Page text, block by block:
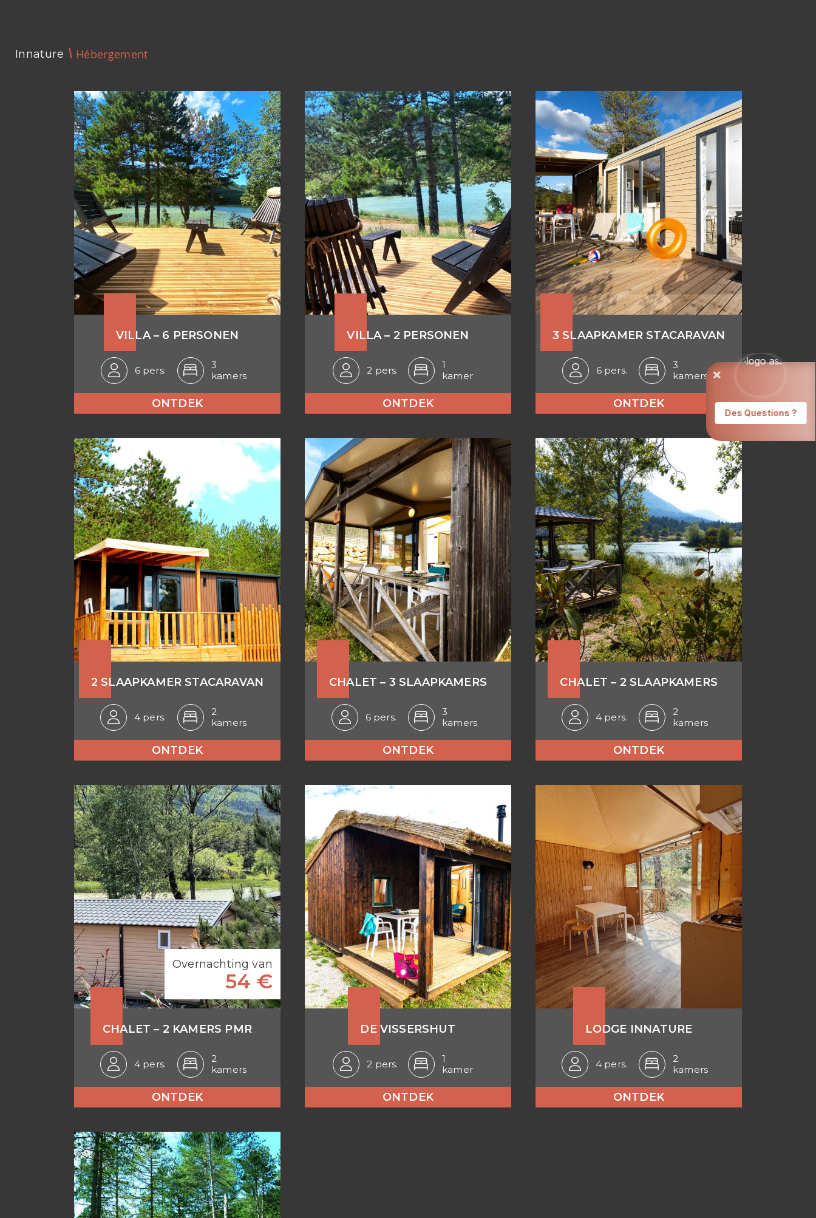
Innature Hébergement
VILLA – 6 PERSONEN
6 pers.
3
kamers
ONTDEK
VILLA – 2 PERSONEN
2 pers.
1
kamer
ONTDEK
3 SLAAPKAMER STACARAVAN
6 pers.
3
kamers
ONTDEK
2 SLAAPKAMER STACARAVAN
4 pers.
2
kamers
ONTDEK
CHALET – 3 SLAAPKAMERS
6 pers.
3
kamers
ONTDEK
CHALET – 2 SLAAPKAMERS
4 pers.
2
kamers
ONTDEK
Overnachting van
54 €
CHALET – 2 KAMERS PMR
4 pers.
2
kamers
ONTDEK
DE VISSERSHUT
2 pers.
1
kamer
ONTDEK
LODGE INNATURE
4 pers.
2
kamers
ONTDEK